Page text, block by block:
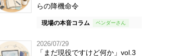
らの降機命令
現場の本音コラム
2026/07/29
「まだ現役ですけど何か」vol.3